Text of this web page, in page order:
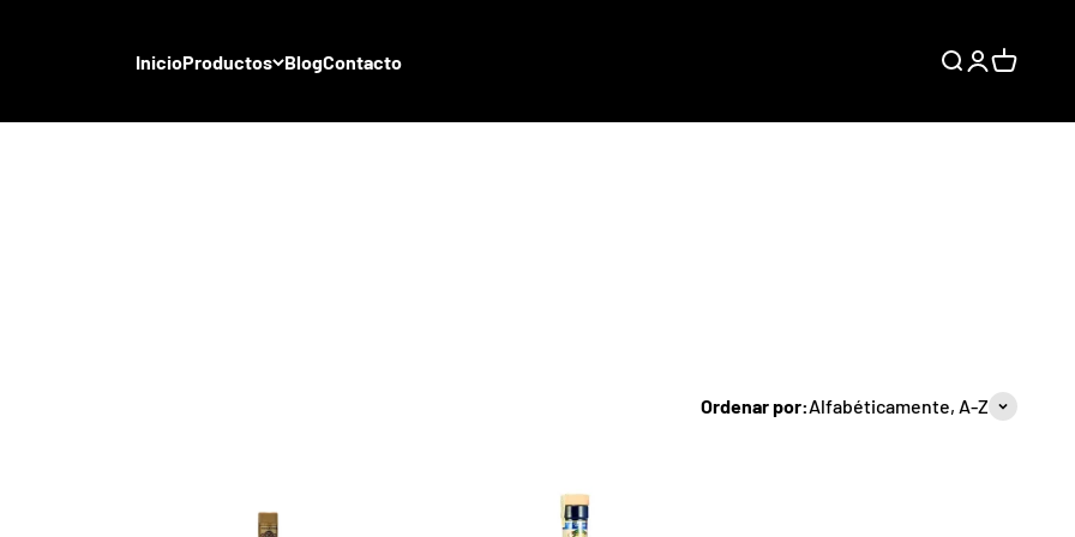
InicioProductos BlogContacto BuscarIniciar sesión
Carrito
Ordenar por:Alfabéticamente, A-Z